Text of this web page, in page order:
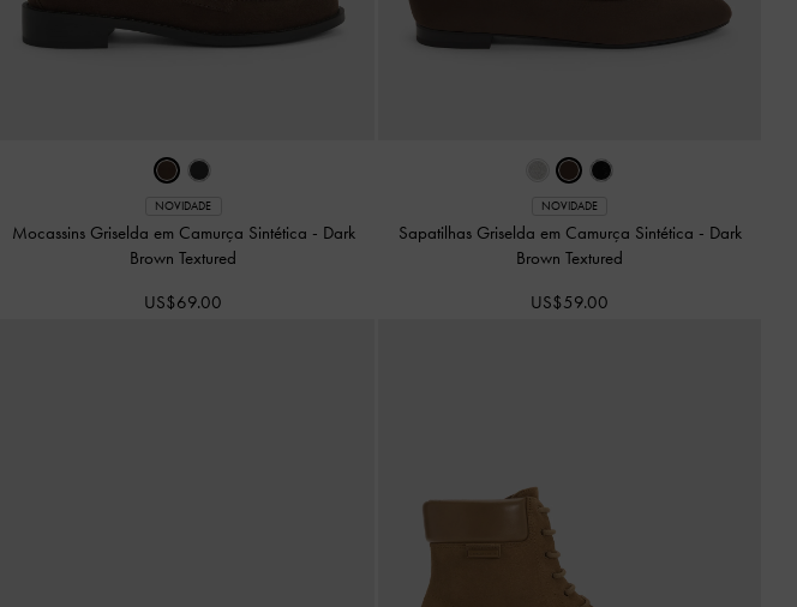
NOVIDADE
Mocassins Griselda em Camurça Sintética - Dark
Brown Textured
US$69.00
NOVIDADE
Sapatilhas Griselda em Camurça Sintética - Dark
Brown Textured
US$59.00